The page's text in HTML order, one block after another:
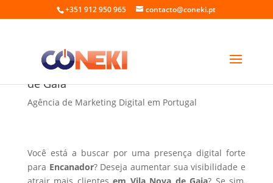
+351 912 950 965 contacto@coneki.pt
Fazer site para Encanador em Vila Nova
de Gaia
Agência de Marketing Digital em Portugal
Você está a buscar por uma presença digital forte
para Encanador? Deseja aumentar sua visibilidade e